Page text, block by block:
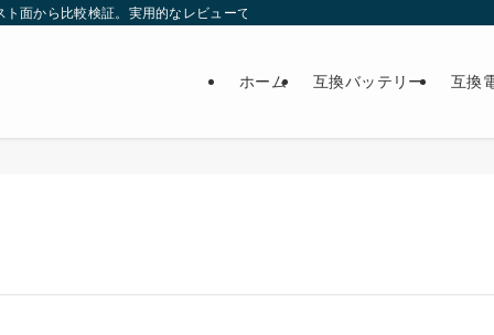
面から比較検証。実用的なレビューで最適な製品選びをサポート。
ホーム 互換バッテリー 互換